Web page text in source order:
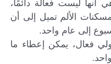
أنها ليست فعالة دائمًا،
الألم تميل إلى أن
إلى عام واحد.
فعال، يمكن إعطاء ما